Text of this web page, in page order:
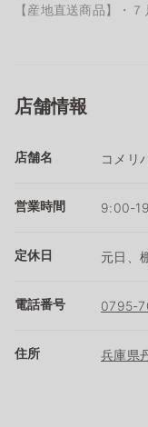
【産地直送商品】・
店舗情報
店舗名 コメリ
営業時間 9:00-
定休日 元日、
電話番号 0795-
住所 兵庫県